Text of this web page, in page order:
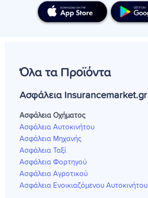
Όλα τα Προϊόντα
Ασφάλεια Insurancemarket.gr
Ασφάλεια Οχήματος
Ασφάλεια Αυτοκινήτου
Ασφάλεια Μηχανής
Ασφάλεια Ταξί
Ασφάλεια Φορτηγού
Ασφάλεια Αγροτικού
Ασφάλεια Ενοικιαζόμενου Αυτοκινήτου